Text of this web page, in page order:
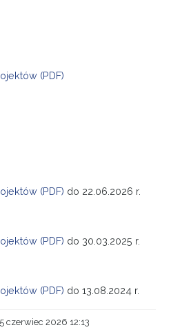
(PDF)
(PDF) do 22.06.2026 r.
(PDF) do 30.03.2025 r.
(PDF) do 13.08.2024 r.
czerwiec 2026 12:13